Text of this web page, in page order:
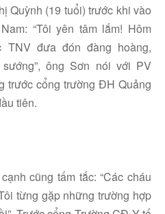
Quỳnh (19 tuổi) trước khi vào
“Tôi yên tâm lắm! Hôm
TNV đưa đón đàng hoàng,
ông Sơn nói với PV
trước cổng trường ĐH Quảng
tiên.
cũng tấm tắc: “Các cháu
từng gặp những trường hợp